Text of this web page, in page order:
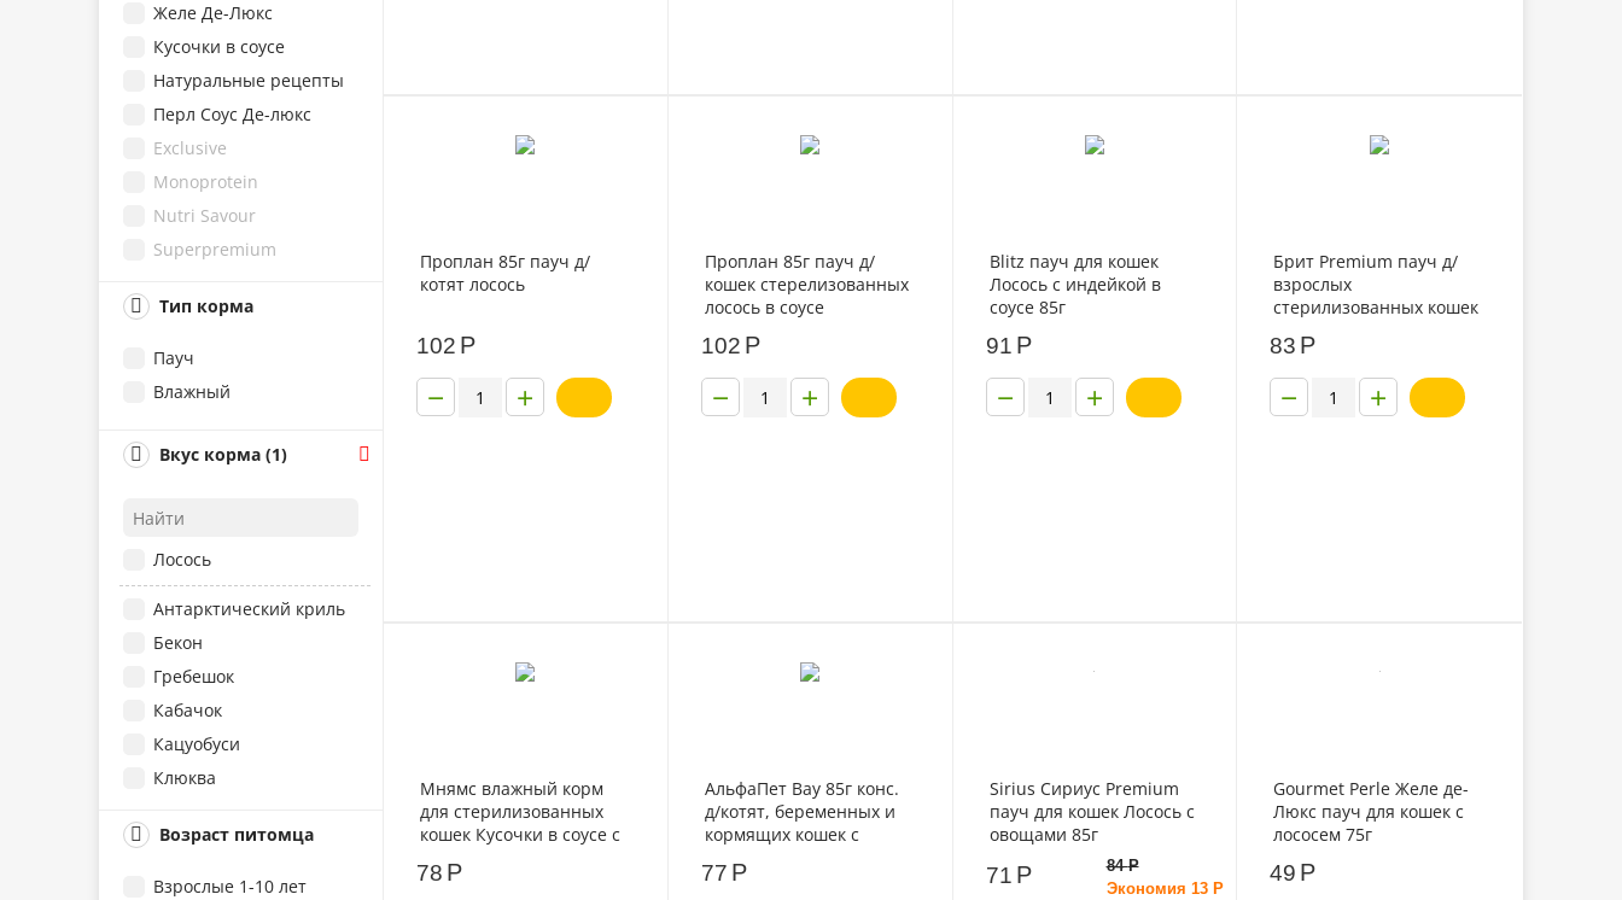
Best Dinner Vet Profi
Florida
Inaba
Purina ONE
Royal Canin
Hill's
Best Dinner
Dr.Clauder`s
Амурр
Зоогурман
Ночной Охотник
Желе Де-Люкс
Кусочки в соусе
Натуральные рецепты
Перл Соус Де-люкс
Exclusive
Monoprotein
Nutri Savour
Superpremium
Тип корма
Пауч
Влажный
Вкус корма (1)
Лосось
Антарктический криль
Бекон
Гребешок
Кабачок
Кацуобуси
Клюква
Кукуруза
Морской угорь
Возраст питомца
Взрослые 1-10 лет
Проплан 85г пауч д/
котят лосось
102 Р
+
−
Проплан 85г пауч д/
кошек стерелизованных
лосось в соусе
102 Р
+
−
Blitz пауч для кошек
Лосось с индейкой в
соусе 85г
91 Р
+
−
Брит Premium пауч д/
взрослых
стерилизованных кошек
83 Р
+
−
Мнямс влажный корм
для стерилизованных
кошек Кусочки в соусе с
78 Р
АльфаПет Вау 85г конс.
д/котят, беременных и
кормящих кошек с
77 Р
Sirius Сириус Premium
пауч для кошек Лосось с
овощами 85г
71 Р 84 Р
Экономия 13 Р
Gourmet Perle Желе де-
Люкс пауч для кошек с
лососем 75г
49 Р